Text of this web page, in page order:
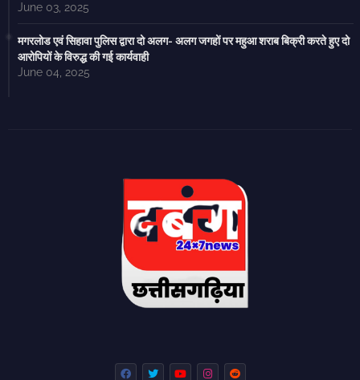
June 03, 2025
मगरलोड एवं सिहावा पुलिस द्वारा दो अलग- अलग जगहों पर महुआ शराब बिक्री करते हुए दो
आरोपियों के विरुद्ध की गई कार्यवाही
June 04, 2025